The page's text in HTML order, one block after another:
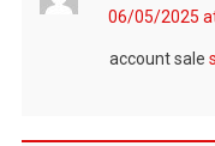
06/05/2025
account sale